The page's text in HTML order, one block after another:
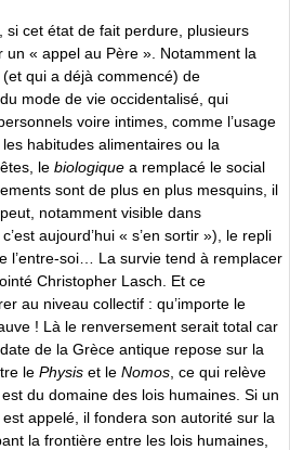
si cet état de fait perdure, plusieurs
un « appel au Père ». Notamment la
qui a déjà commencé) de
mode de vie occidentalisé, qui
voire intimes, comme l’usage
habitudes alimentaires ou la
le biologique a remplacé le social
sont de plus en plus mesquins, il
notamment visible dans
aujourd’hui « s’en sortir »), le repli
l’entre-soi… La survie tend à remplacer
Christopher Lasch. Et ce
au niveau collectif : qu’importe le
! Là le renversement serait total car
de la Grèce antique repose sur la
le Physis et le Nomos , ce qui relève
du domaine des lois humaines. Si un
appelé, il fondera son autorité sur la
la frontière entre les lois humaines,